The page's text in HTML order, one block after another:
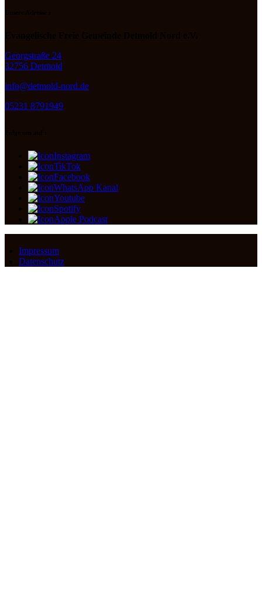
Georgstraße 24
32756 Detmold
info@detmold-nord.de
05231 8791949
Instagram
TikTok
Facebook
WhatsApp Kanal
Youtube
Spotify
Apple Podcast
Impressum
Datenschutz